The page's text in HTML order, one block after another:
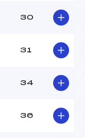
30
31
34
36